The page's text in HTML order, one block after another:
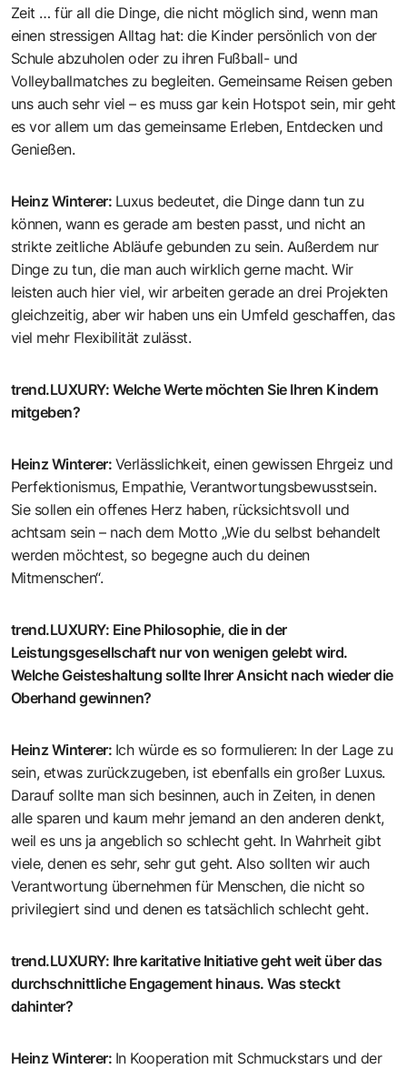
Zeit … für all die Dinge, die nicht möglich sind, wenn man
einen stressigen Alltag hat: die Kinder persönlich von der
Schule abzuholen oder zu ihren Fußball- und
Volleyballmatches zu begleiten. Gemeinsame Reisen geben
uns auch sehr viel – es muss gar kein Hotspot sein, mir geht
es vor allem um das gemeinsame Erleben, Entdecken und
Genießen.
Heinz Winterer: Luxus bedeutet, die Dinge dann tun zu
können, wann es gerade am besten passt, und nicht an
strikte zeitliche Abläufe gebunden zu sein. Außerdem nur
Dinge zu tun, die man auch wirklich gerne macht. Wir
leisten auch hier viel, wir arbeiten gerade an drei Projekten
gleichzeitig, aber wir haben uns ein Umfeld geschaffen, das
viel mehr Flexibilität zulässt.
trend.LUXURY: Welche Werte möchten Sie Ihren Kindern
mitgeben?
Heinz Winterer: Verlässlichkeit, einen gewissen Ehrgeiz und
Perfektionismus, Empathie, Verantwortungsbewusstsein.
Sie sollen ein offenes Herz haben, rücksichtsvoll und
achtsam sein – nach dem Motto „Wie du selbst behandelt
werden möchtest, so begegne auch du deinen
Mitmenschen“.
trend.LUXURY: Eine Philosophie, die in der
Leistungsgesellschaft nur von wenigen gelebt wird.
Welche Geisteshaltung sollte Ihrer Ansicht nach wieder die
Oberhand gewinnen?
Heinz Winterer: Ich würde es so formulieren: In der Lage zu
sein, etwas zurückzugeben, ist ebenfalls ein großer Luxus.
Darauf sollte man sich besinnen, auch in Zeiten, in denen
alle sparen und kaum mehr jemand an den anderen denkt,
weil es uns ja angeblich so schlecht geht. In Wahrheit gibt
viele, denen es sehr, sehr gut geht. Also sollten wir auch
Verantwortung übernehmen für Menschen, die nicht so
privilegiert sind und denen es tatsächlich schlecht geht.
trend.LUXURY: Ihre karitative Initiative geht weit über das
durchschnittliche Engagement hinaus. Was steckt
dahinter?
Heinz Winterer: In Kooperation mit Schmuckstars und der